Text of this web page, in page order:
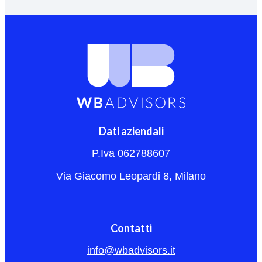
Dati aziendali
P.Iva 062788607
Via Giacomo Leopardi 8, Milano
Contatti
info@wbadvisors.it